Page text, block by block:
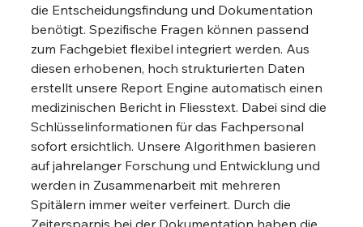
die Entscheidungsfindung und Dokumentation
benötigt. Spezifische Fragen können passend
zum Fachgebiet flexibel integriert werden. Aus
diesen erhobenen, hoch strukturierten Daten
erstellt unsere Report Engine automatisch einen
medizinischen Bericht in Fliesstext. Dabei sind die
Schlüsselinformationen für das Fachpersonal
sofort ersichtlich. Unsere Algorithmen basieren
auf jahrelanger Forschung und Entwicklung und
werden in Zusammenarbeit mit mehreren
Spitälern immer weiter verfeinert. Durch die
Zeitersparnis bei der Dokumentation haben die